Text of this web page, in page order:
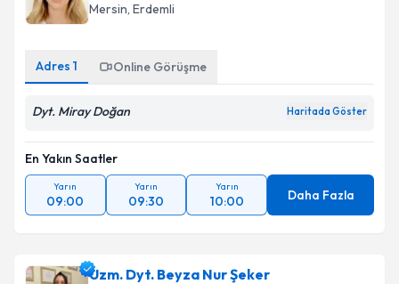
Mersin, Erdemli
Adres 1 Online Görüşme
Dyt. Miray Doğan Haritada Göster
En Yakın Saatler
Yarın
09:00
Yarın
09:30
Yarın
10:00 Daha Fazla
Uzm. Dyt. Beyza Nur Şeker